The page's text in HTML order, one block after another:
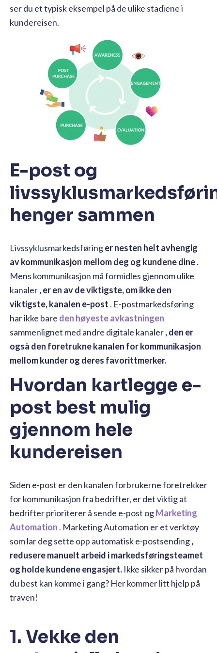
ser du et typisk eksempel på de ulike stadiene i
kundereisen.
E-post og
henger sammen
Livssyklusmarkedsføringer nesten helt avhengig
av kommunikasjon mellom deg og kundene dine.
Mens kommunikasjon må formidles gjennom ulike
kanaler, er en av de viktigste, om ikke den
viktigste, kanalen e-post . E-postmarkedsføring
har ikke bare den høyeste avkastningen
sammenlignet med andre digitale kanaler, den er
også den foretrukne kanalen for kommunikasjon
mellom kunder og deres favorittmerker.
Hvordan kartlegge e-
post best mulig
gjennom hele
kundereisen
Siden e-post er den kanalen forbrukerne foretrekker
for kommunikasjon fra bedrifter, er det viktig at
bedrifter prioriterer å sende e-post ogMarketing
Automation . Marketing Automation er et verktøy
som lar deg sette opp automatisk e-postsending,
redusere manuelt arbeid i markedsføringsteamet
og holde kundene engasjert. Ikke sikker på hvordan
du best kan komme i gang? Her kommer litt hjelp på
traven!
1. Vekke den